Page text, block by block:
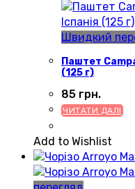
Швидкий
Паштет
(125 г)
85 грн.
ЧИТАТИ ДАЛІ
Add to Wishlist